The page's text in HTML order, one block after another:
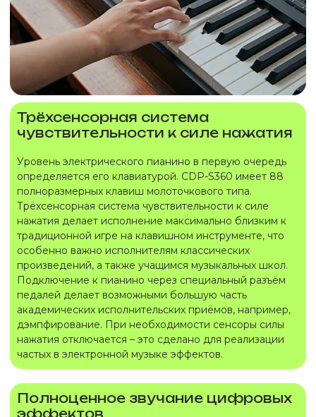
Трёхсенсорная система
чувствительности к силе нажатия
Уровень электрического пианино в первую очередь
определяется его клавиатурой. CDP-S360 имеет 88
полноразмерных клавиш молоточкового типа.
Трёхсенсорная система чувствительности к силе
нажатия делает исполнение максимально близким к
традиционной игре на клавишном инструменте, что
особенно важно исполнителям классических
произведений, а также учащимся музыкальных школ.
Подключение к пианино через специальный разъём
педалей делает возможными большую часть
академических исполнительских приёмов, например,
дэмпфирование. При необходимости сенсоры силы
нажатия отключается – это сделано для реализации
частых в электронной музыке эффектов.
Полноценное звучание цифровых
эффектов